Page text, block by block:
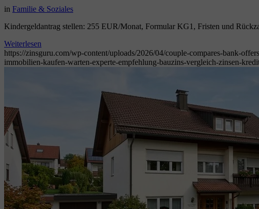
in Familie & Soziales
Kindergeldantrag stellen: 255 EUR/Monat, Formular KG1, Fristen und
Weiterlesen
https://zinsguru.com/wp-content/uploads/2026/04/couple-compares-bank-
immobilien-kaufen-warten-experte-empfehlung-bauzins-vergleich-zinsen-